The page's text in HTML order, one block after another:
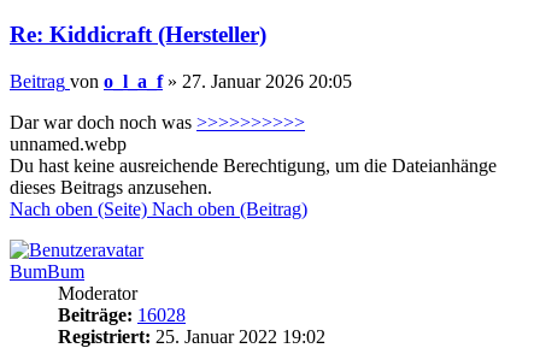
Re: Kiddicraft (Hersteller)
Beitrag von o_l_a_f» 27. Januar 2026 20:05
Dar war doch noch was >>>>>>>>>>
unnamed.webp
Du hast keine ausreichende Berechtigung, um die Dateianhänge
dieses Beitrags anzusehen.
Nach oben (Seite) Nach oben (Beitrag)
BumBum
Moderator
Beiträge: 16028
Registriert: 25. Januar 2022 19:02